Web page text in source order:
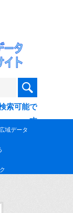
索可能で
す
域データ